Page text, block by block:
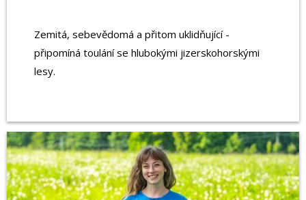
Zemitá, sebevědomá a přitom uklidňující -
připomíná toulání se hlubokými jizerskohorskými
lesy.